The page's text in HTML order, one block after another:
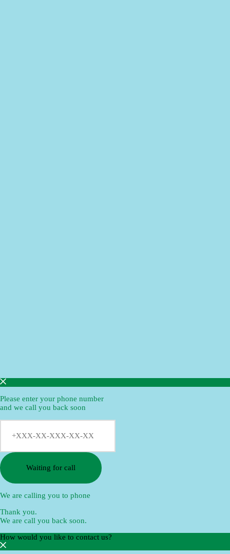
Please enter your phone number
and we call you back soon
Waiting for call
We are calling you to phone
Thank you.
We are call you back soon.
How would you like to contact us?